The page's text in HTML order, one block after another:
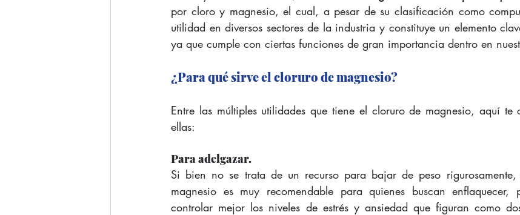
por cloro y magnesio, el cual, a pesar de su clasificación como
utilidad en diversos sectores de la industria y constituye un elemento
ya que cumple con ciertas funciones de gran importancia dentro en
¿Para qué sirve el cloruro de magnesio?
Entre las múltiples utilidades que tiene el cloruro de magnesio, aquí te
ellas:
Para adelgazar.
Si bien no se trata de un recurso para bajar de peso
magnesio es muy recomendable para quienes buscan enflaquecer,
controlar mejor los niveles de estrés y ansiedad que figuran como